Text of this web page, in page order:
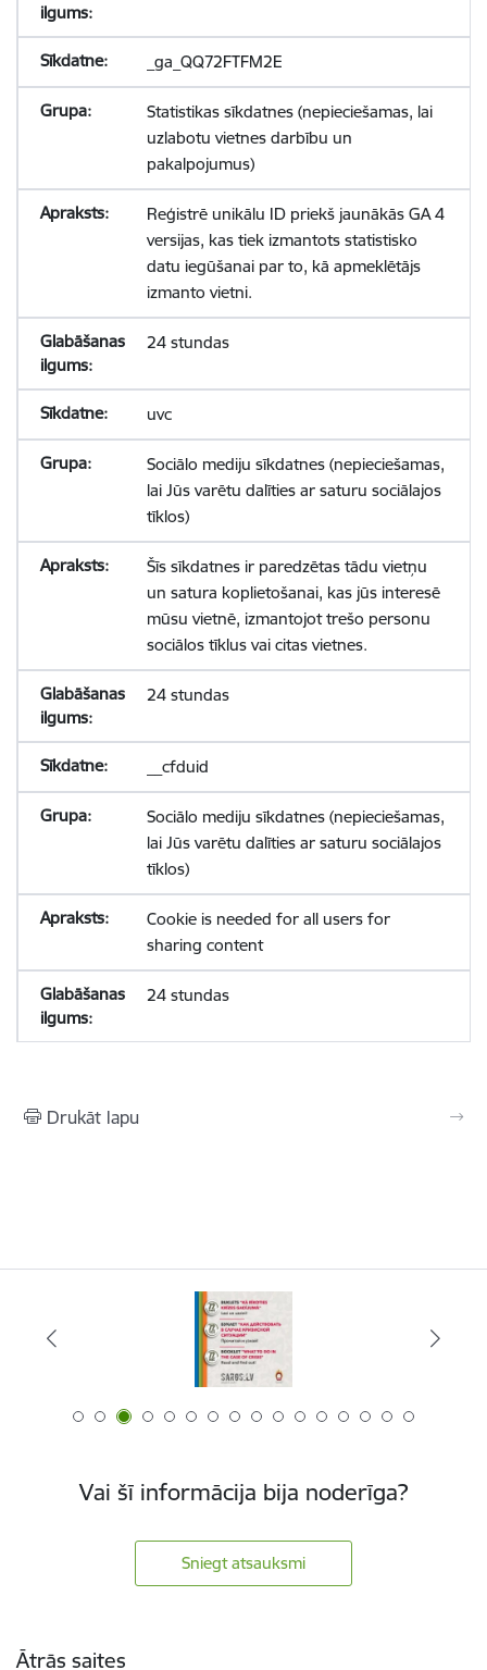
_ga_QQ72FTFM2E
Statistikas sīkdatnes (nepieciešamas, lai
uzlabotu vietnes darbību un
pakalpojumus)
Reģistrē unikālu ID priekš jaunākās GA 4
versijas, kas tiek izmantots statistisko
datu iegūšanai par to, kā apmeklētājs
izmanto vietni.
24 stundas
uvc
Sociālo mediju sīkdatnes (nepieciešamas,
lai Jūs varētu dalīties ar saturu sociālajos
tīklos)
Šīs sīkdatnes ir paredzētas tādu vietņu
un satura koplietošanai, kas jūs interesē
mūsu vietnē, izmantojot trešo personu
sociālos tīklus vai citas vietnes.
24 stundas
__cfduid
Sociālo mediju sīkdatnes (nepieciešamas,
lai Jūs varētu dalīties ar saturu sociālajos
tīklos)
Cookie is needed for all users for
sharing content
24 stundas
Drukāt lapu
Vai šī informācija bija noderīga?
Sniegt atsauksmi
Ātrās saites